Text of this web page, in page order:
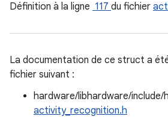
Définition à la ligne 117 du fichier
La documentation de ce struct a
fichier suivant :
hardware/libhardware/include/
activity_recognition.h